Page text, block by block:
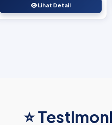
Lihat Detail
⭐